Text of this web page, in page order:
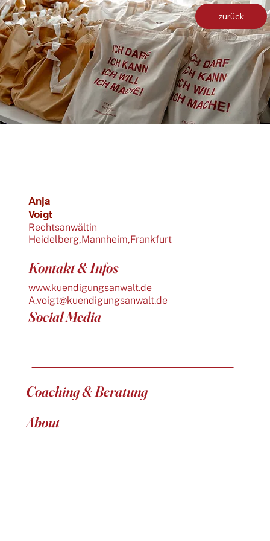
zurück
Anja
Voigt
Rechtsanwältin
Heidelberg,Mannheim,Frankfurt
Kontakt & Infos
www.kuendigungsanwalt.de
A.voigt@kuendigungsanwalt.de
Social Media
Coaching & Beratung
About